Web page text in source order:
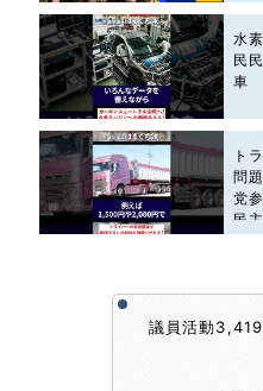
水
民
車
ト
問
党
民
議員活動